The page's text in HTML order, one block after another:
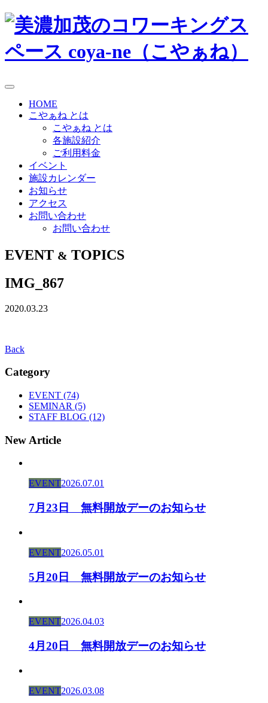
HOME
こやぁね とは
こやぁね とは
各施設紹介
ご利用料金
イベント
施設カレンダー
お知らせ
アクセス
お問い合わせ
お問い合わせ
EVENT & TOPICS
IMG_867
2020.03.23
Back
Category
EVENT (74)
SEMINAR (5)
STAFF BLOG (12)
New Article
EVENT2026.07.01
7月23日 無料開放デーのお知らせ
EVENT2026.05.01
5月20日 無料開放デーのお知らせ
EVENT2026.04.03
4月20日 無料開放デーのお知らせ
EVENT2026.03.08